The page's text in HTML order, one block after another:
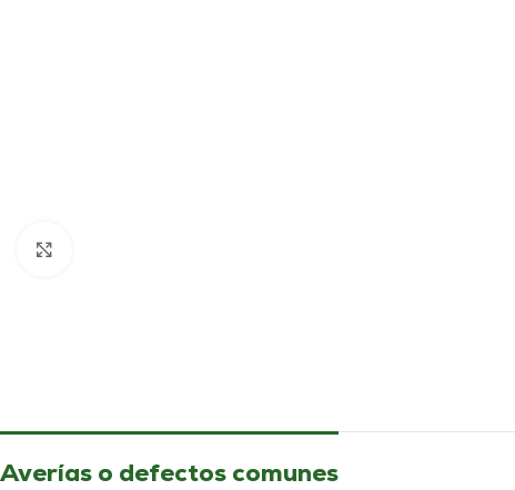
Averías o defectos comunes